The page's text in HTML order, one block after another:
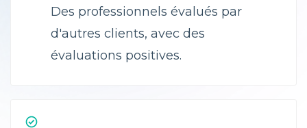
Des professionnels évalués par
d'autres clients, avec des
évaluations positives.